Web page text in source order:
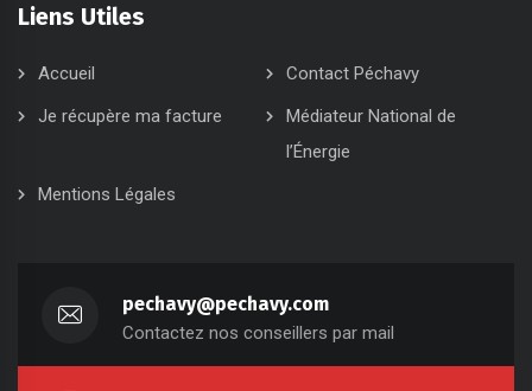
Liens Utiles
Accueil
Contact Péchavy
Je récupère ma facture
Médiateur National de
l’Énergie
Mentions Légales
pechavy@pechavy.com
Contactez nos conseillers par mail